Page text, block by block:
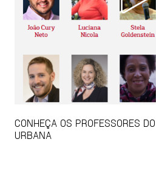
CONHEÇA OS PROFESSORES
URBANA